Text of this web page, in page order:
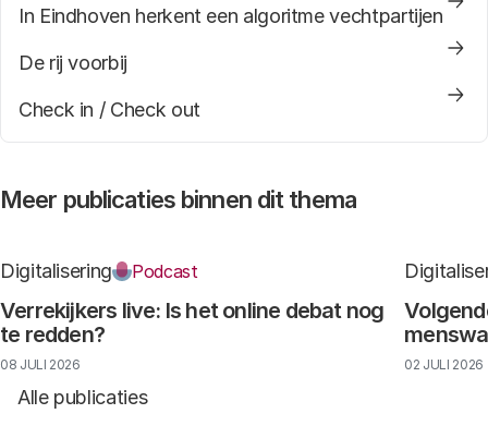
In Eindhoven herkent een algoritme vechtpartijen
De rij voorbij
Check in / Check out
Meer publicaties binnen dit thema
Alle publicaties
Verrekijkers live: Is het online debat nog
te redden?
Digitalisering Podcast
08 JULI 2026 02 JULI 2026